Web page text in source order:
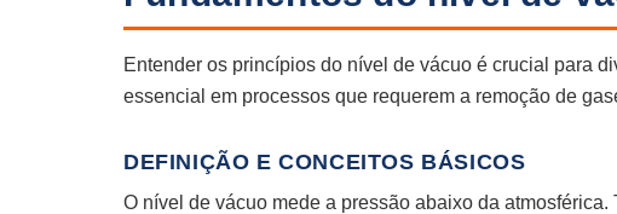
Entender os princípios do nível de vácuo é crucial para
essencial em processos que requerem a remoção de
DEFINIÇÃO E CONCEITOS BÁSICOS
O nível de vácuo mede a pressão abaixo da